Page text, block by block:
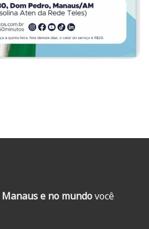
Manaus e no mundovocê